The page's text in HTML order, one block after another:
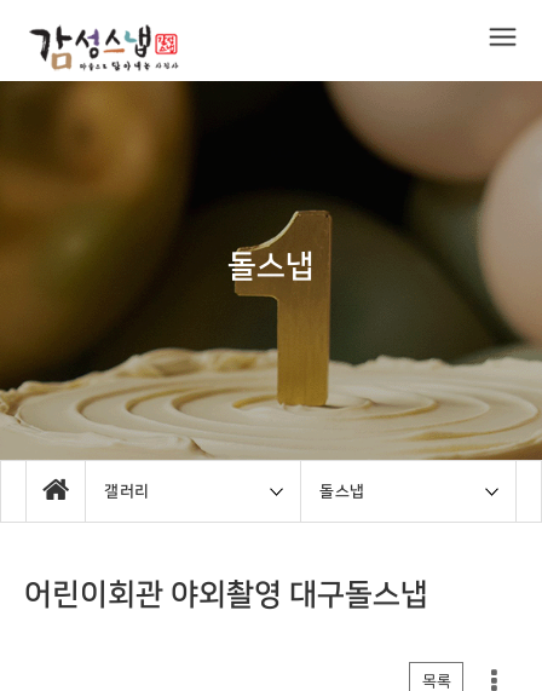
돌스냅
갤러리 돌스냅
어린이회관 야외촬영 대구돌스냅
목록